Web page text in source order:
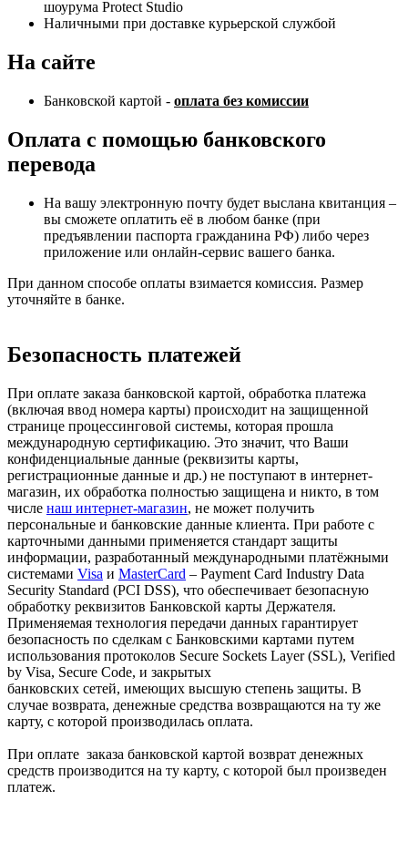
шоурума Protect Studio
Наличными при доставке курьерской службой
На сайте
Банковской картой - оплата без комиссии
Оплата с помощью банковского
перевода
На вашу электронную почту будет выслана квитанция –
вы сможете оплатить её в любом банке (при
предъявлении паспорта гражданина РФ) либо через
приложение или онлайн-сервис вашего банка.
При данном способе оплаты взимается комиссия. Размер
уточняйте в банке.
Безопасность платежей
При оплате заказа банковской картой, обработка платежа
(включая ввод номера карты) происходит на защищенной
странице процессинговой системы, которая прошла
международную сертификацию. Это значит, что Ваши
конфиденциальные данные (реквизиты карты,
регистрационные данные и др.) не поступают в интернет-
магазин, их обработка полностью защищена и никто, в том
числе наш интернет-магазин, не может получить
персональные и банковские данные клиента. При работе с
карточными данными применяется стандарт защиты
информации, разработанный международными платёжными
системами Visa и MasterCard – Payment Card Industry Data
Security Standard (PCI DSS), что обеспечивает безопасную
обработку реквизитов Банковской карты Держателя.
Применяемая технология передачи данных гарантирует
безопасность по сделкам с Банковскими картами путем
использования протоколов Secure Sockets Layer (SSL), Verified
by Visa, Secure Code, и закрытых
банковских сетей, имеющих высшую степень защиты. В
случае возврата, денежные средства возвращаются на ту же
карту, с которой производилась оплата.
При оплате заказа банковской картой возврат денежных
средств производится на ту карту, с которой был произведен
платеж.